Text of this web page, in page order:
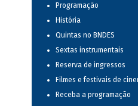
Programação
História
Quintas no BNDES
Sextas instrumentais
Reserva de ingressos
Filmes e festivais de
Receba a programação